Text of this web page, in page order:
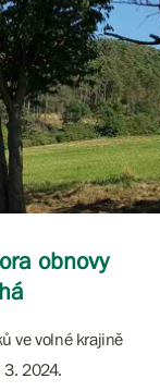
obnovy
ve volné krajině
3. 2024.